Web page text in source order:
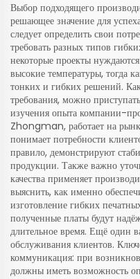
Выбор подходящего
решающее значение для
следует определить свои
требовать разных типов
некоторые проекты
высокие температуры, тогда
тонких и гибких решений.
требования, можно
изучения опыта компании-
Zhongman, работает на
понимает потребности
правило, демонстрируют
продукции. Также важно
качества применяет
выяснить, как именно
изготовление гибких
полученные платы будут
длительное время. Ещё один
обслуживания клиентов.
коммуникация: при
должны иметь возможность